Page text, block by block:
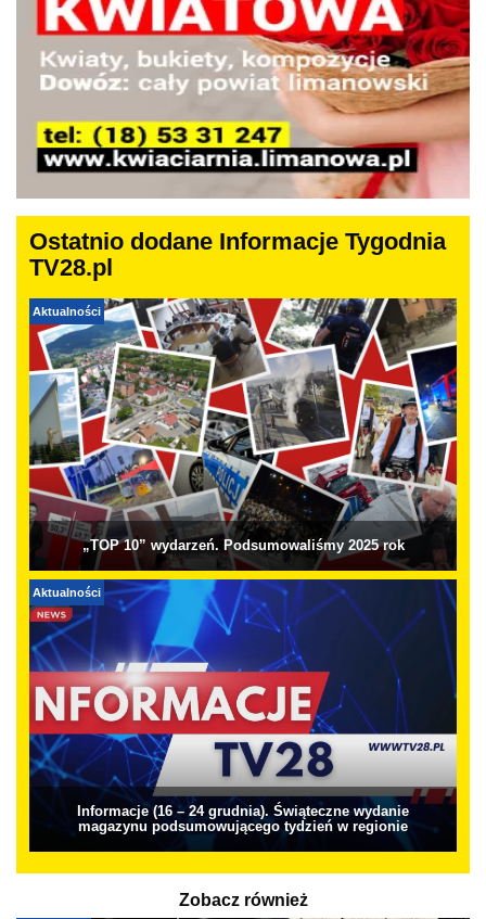
Ostatnio dodane Informacje Tygodnia
TV28.pl
Aktualności
„TOP 10” wydarzeń. Podsumowaliśmy 2025 rok
Aktualności
Informacje (16 – 24 grudnia). Świąteczne wydanie
magazynu podsumowującego tydzień w regionie
Zobacz również